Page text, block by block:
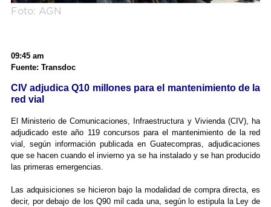
Foto: AGN
09:45 am
Fuente: Transdoc
CIV adjudica Q10 millones para el mantenimiento de la
red vial
El Ministerio de Comunicaciones, Infraestructura y Vivienda (CIV), ha
adjudicado este año 119 concursos para el mantenimiento de la red
vial, según información publicada en Guatecompras, adjudicaciones
que se hacen cuando el invierno ya se ha instalado y se han producido
las primeras emergencias.
Las adquisiciones se hicieron bajo la modalidad de compra directa, es
decir, por debajo de los Q90 mil cada una, según lo estipula la Ley de